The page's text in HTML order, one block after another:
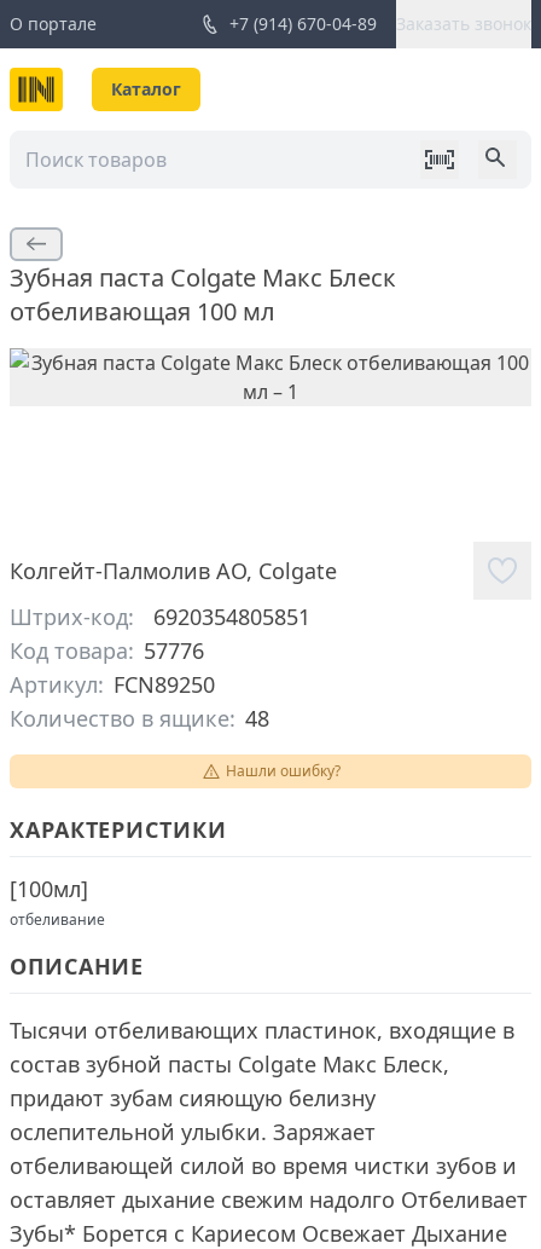
О портале +7 (914) 670-04-89 Заказать звонок
Каталог
Зубная паста Colgate Макс Блеск
отбеливающая 100 мл
Колгейт-Палмолив АО, Colgate
Штрих-код:
6920354805851
Код товара: 57776
Артикул: FCN89250
Количество в ящике: 48
Нашли ошибку?
ХАРАКТЕРИСТИКИ
[100мл]
отбеливание
ОПИСАНИЕ
Тысячи отбеливающих пластинок, входящие в
состав зубной пасты Colgate Макс Блеск,
придают зубам сияющую белизну
ослепительной улыбки. Заряжает
отбеливающей силой во время чистки зубов и
оставляет дыхание свежим надолго Отбеливает
Зубы* Борется с Кариесом Освежает Дыхание